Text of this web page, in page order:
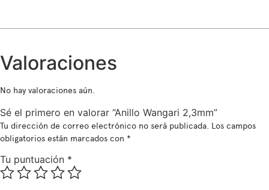
Valoraciones
No hay valoraciones aún.
Sé el primero en valorar “Anillo Wangari 2,3mm”
Tu dirección de correo electrónico no será publicada. Los campos
obligatorios están marcados con *
Tu puntuación *